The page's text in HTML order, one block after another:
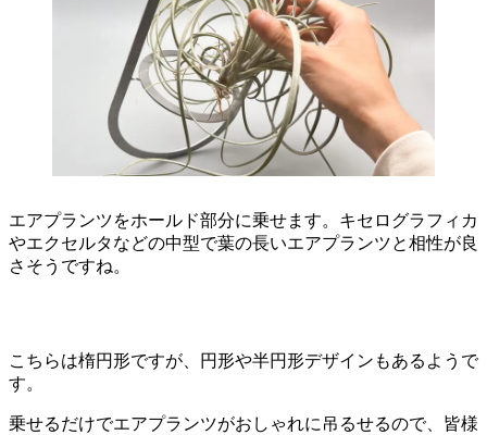
エアプランツをホールド部分に乗せます。キセログラフィカ
やエクセルタなどの中型で葉の長いエアプランツと相性が良
さそうですね。
こちらは楕円形ですが、円形や半円形デザインもあるようで
す。
乗せるだけでエアプランツがおしゃれに吊るせるので、皆様